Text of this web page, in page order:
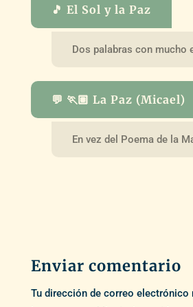
🎵 El Sol y la Paz
Dos palabras con mucho
💬 🏃🏽 La Paz (Micael)
En vez del Poema de la
Enviar comentario
Tu dirección de correo electrónico